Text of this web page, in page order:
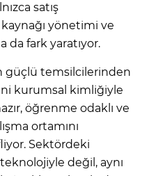
satış
yönetimi ve
da fark yaratıyor.
güçlü temsilcilerinden
kurumsal kimliğiyle
öğrenme odaklı ve
ortamını
Sektördeki
teknolojiyle değil, aynı